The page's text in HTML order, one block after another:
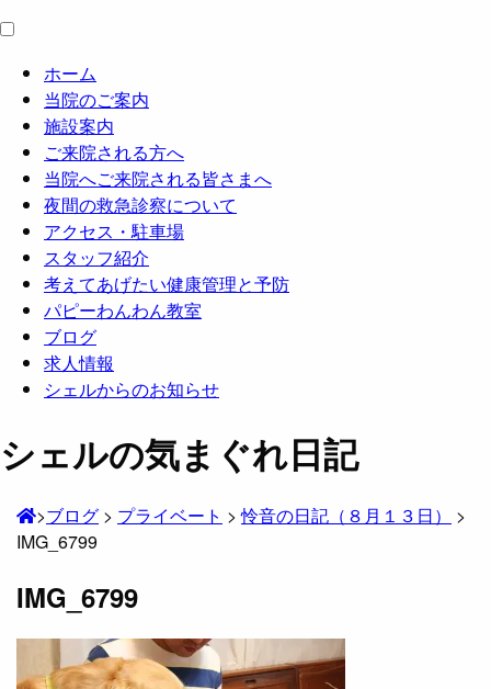
ホーム
当院のご案内
施設案内
ご来院される方へ
当院へご来院される皆さまへ
夜間の救急診察について
アクセス・駐車場
スタッフ紹介
考えてあげたい健康管理と予防
パピーわんわん教室
ブログ
求人情報
シェルからのお知らせ
シェルの気まぐれ日記
>ブログ > プライベート >怜音の日記（８月１３日）
>
IMG_6799
IMG_6799